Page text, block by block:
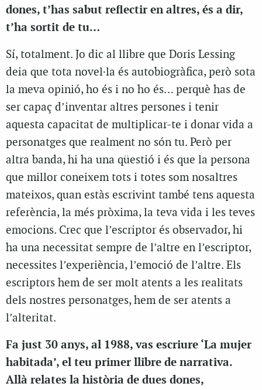
dones, t’has sabut reflectir en altres, és a dir,
t’ha sortit de tu…
Sí, totalment. Jo dic al llibre que Doris Lessing
deia que tota novel·la és autobiogràfica, però sota
la meva opinió, ho és i no ho és… perquè has de
ser capaç d’inventar altres persones i tenir
aquesta capacitat de multiplicar-te i donar vida a
personatges que realment no són tu. Però per
altra banda, hi ha una qüestió i és que la persona
que millor coneixem tots i totes som nosaltres
mateixos, quan estàs escrivint també tens aquesta
referència, la més pròxima, la teva vida i les teves
emocions. Crec que l’escriptor és observador, hi
ha una necessitat sempre de l’altre en l’escriptor,
necessites l’experiència, l’emoció de l’altre. Els
escriptors hem de ser molt atents a les realitats
dels nostres personatges, hem de ser atents a
l’alteritat.
Fa just 30 anys, al 1988, vas escriure ‘La mujer
habitada’, el teu primer llibre de narrativa.
Allà relates la història de dues dones,